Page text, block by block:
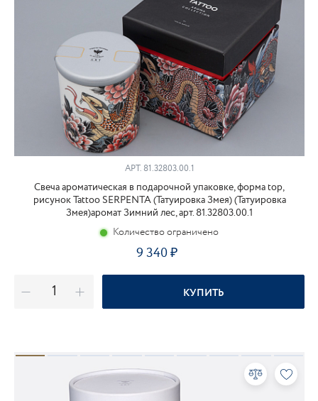
АРТ.81.32803.00.1
Свеча ароматическая в подарочной упаковке, форма top,
рисунок Tattoo SERPENTA (Татуировка Змея) (Татуировка
Змея)аромат Зимний лес, арт. 81.32803.00.1
Количество ограничено
9 340
КУПИТЬ